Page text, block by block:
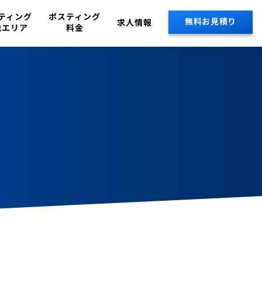
ィング
リア
ポスティング
料金
求人情報 無料お見積り